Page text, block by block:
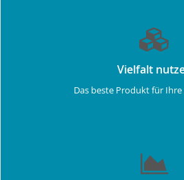
Vielfalt
Das beste Produkt für